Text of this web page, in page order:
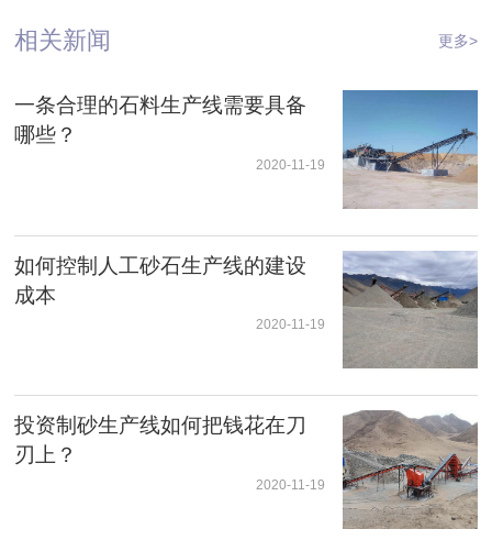
相关新闻 更多>
一条合理的石料生产线需要具备
哪些？
2020-11-19
如何控制人工砂石生产线的建设
成本
2020-11-19
投资制砂生产线如何把钱花在刀
刃上？
2020-11-19